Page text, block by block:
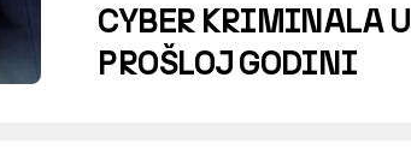
CYBER KRIMINALA U
PROŠLOJ GODINI